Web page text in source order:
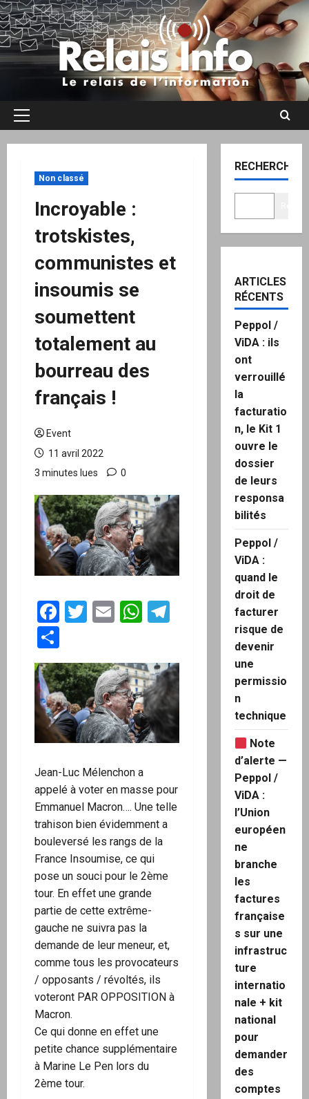
Aller
au
contenu
Menu
Non classé
Incroyable :
trotskistes,
communistes et
insoumis se
soumettent
totalement au
bourreau des
français !
Event
11 avril 2022
3 minutes lues
0
Facebook
Twitter
EmailWhatsApp
Telegram
Jean-Luc Mélenchon a
appelé à voter en masse pour
Emmanuel Macron…. Une telle
trahison bien évidemment a
bouleversé les rangs de la
France Insoumise, ce qui
pose un souci pour le 2ème
tour. En effet une grande
partie de cette extrême-
gauche ne suivra pas la
demande de leur meneur, et,
comme tous les provocateurs
/ opposants / révoltés, ils
voteront PAR OPPOSITION à
Macron.
Ce qui donne en effet une
petite chance supplémentaire
à Marine Le Pen lors du
2ème tour.
RECHERCHER
ARTICLES
RÉCENTS
Peppol /
ViDA : ils
ont
verrouillé
la
facturatio
n, le Kit 1
ouvre le
dossier
de leurs
responsa
bilités
Peppol /
ViDA :
quand le
droit de
facturer
risque de
devenir
une
permissio
n
technique
Note
d’alerte —
Peppol /
ViDA :
l’Union
européen
ne
branche
les
factures
française
s sur une
infrastruc
ture
internatio
nale + kit
national
pour
demander
des
comptes